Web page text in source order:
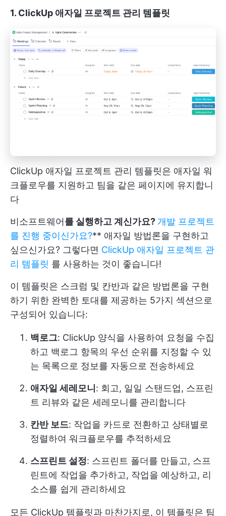
1. ClickUp 애자일 프로젝트 관리 템플릿
ClickUp 애자일 프로젝트 관리 템플릿은 애자일 워
크플로우를 지원하고 팀을 같은 페이지에 유지합니
다
비소프트웨어를 실행하고 계신가요?개발 프로젝트
를 진행 중이신가요?** 애자일 방법론을 구현하고
싶으신가요? 그렇다면 ClickUp 애자일 프로젝트 관
리 템플릿 를 사용하는 것이 좋습니다!
이 템플릿은 스크럼 및 칸반과 같은 방법론을 구현
하기 위한 완벽한 토대를 제공하는 5가지 섹션으로
구성되어 있습니다:
백로그: ClickUp 양식을 사용하여 요청을 수집
하고 백로그 항목의 우선 순위를 지정할 수 있
는 목록으로 정보를 자동으로 전송하세요
애자일 세레모니 : 회고, 일일 스탠드업, 스프린
트 리뷰와 같은 세레모니를 관리합니다
칸반 보드: 작업을 카드로 전환하고 상태별로
정렬하여 워크플로우를 추적하세요
스프린트 설정: 스프린트 폴더를 만들고, 스프
린트에 작업을 추가하고, 작업을 예상하고, 리
소스를 쉽게 관리하세요
모든 ClickUp 템플릿과 마찬가지로, 이 템플릿은 팀